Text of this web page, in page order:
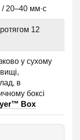
20–40 мм·с
12
у сухому
в
боксі
Box